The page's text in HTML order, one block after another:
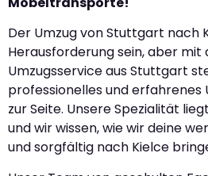
Der Umzug von Stuttgart nach
Herausforderung sein, aber mit
Umzugsservice aus Stuttgart
professionelles und
zur Seite. Unsere Spezialität
und wir wissen, wie wir deine
und sorgfältig nach Kielce